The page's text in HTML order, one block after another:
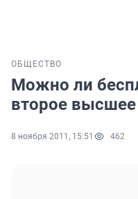
ОБЩЕСТВО
Можно ли
второе
8 ноября 2011, 15:51 462